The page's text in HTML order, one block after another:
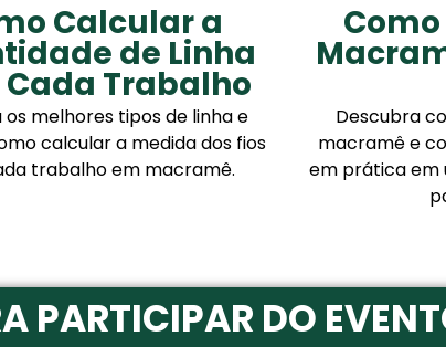
Calcular a
de Linha
Trabalho
os melhores tipos de linha e
calcular a medida dos fios
trabalho em macramê.
Descubra
macramê e
em prática em
PARTICIPAR DO